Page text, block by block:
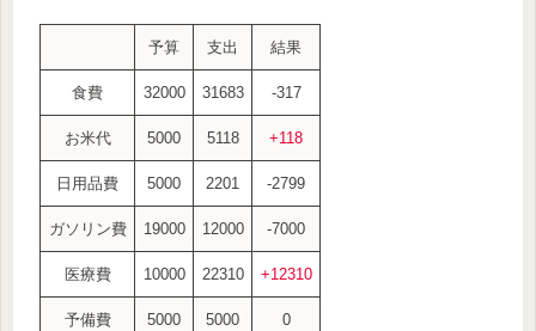
予算 支出 結果
食費 32000 31683 -317
お米代 5000 5118 +118
日用品費 5000 2201 -2799
ガソリン費 19000 12000 -7000
医療費 10000 22310 +12310
予備費 5000 5000 0